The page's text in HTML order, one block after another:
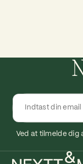
Ved at tilmelde dig